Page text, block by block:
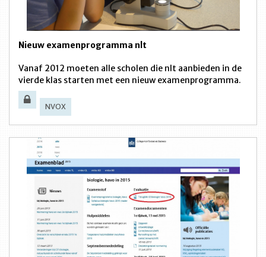
Nieuw examenprogramma nlt
Vanaf 2012 moeten alle scholen die nlt aanbieden in de
vierde klas starten met een nieuw examenprogramma.
NVOX